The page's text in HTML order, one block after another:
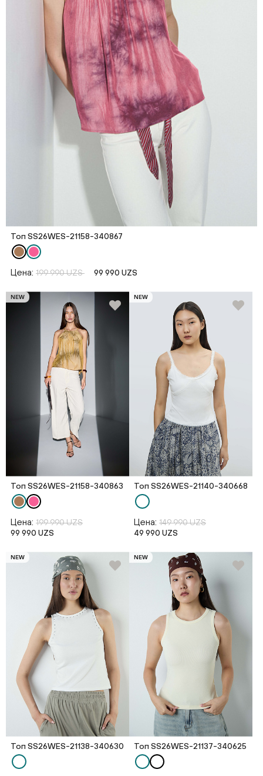
Топ SS26WES-21158-340867
Цена: 199 990 UZS 99 990 UZS
NEW
Топ SS26WES-21158-340863
Цена: 199 990 UZS
99 990 UZS
NEW
Топ SS26WES-21140-340668
Цена: 149 990 UZS
49 990 UZS
NEW
Топ SS26WES-21138-340630
NEW
Топ SS26WES-21137-340625